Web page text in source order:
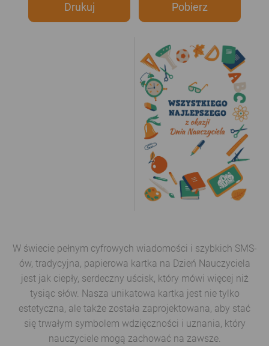
Drukuj Pobierz
W świecie pełnym cyfrowych wiadomości i szybkich SMS-
ów, tradycyjna, papierowa kartka na Dzień Nauczyciela
jest jak ciepły, serdeczny uścisk, który mówi więcej niż
tysiąc słów. Nasza unikatowa kartka jest nie tylko
estetyczna, ale także została zaprojektowana, aby stać
się trwałym symbolem wdzięczności i uznania, który
nauczyciele mogą zachować na zawsze.